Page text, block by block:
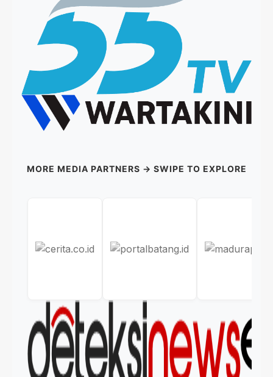
MORE MEDIA PARTNERS → SWIPE TO EXPLORE